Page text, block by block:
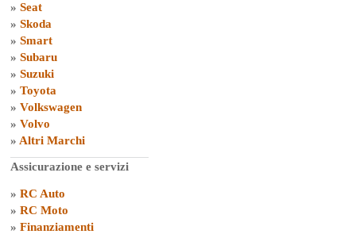
» Seat
» Skoda
» Smart
» Subaru
» Suzuki
» Toyota
» Volkswagen
» Volvo
» Altri Marchi
Assicurazione e servizi
» RC Auto
» RC Moto
» Finanziamenti